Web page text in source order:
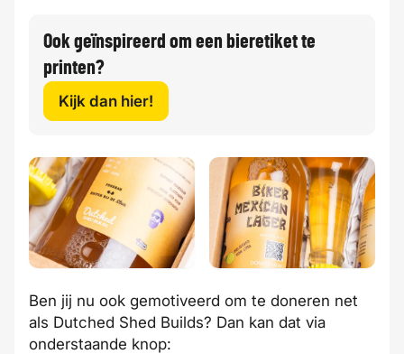
Ook geïnspireerd om een bieretiket te
printen?
Kijk dan hier!
Ben jij nu ook gemotiveerd om te doneren net
als Dutched Shed Builds? Dan kan dat via
onderstaande knop: